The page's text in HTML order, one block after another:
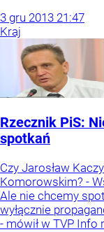
3 gru 2013 21:47
Kraj
Rzecznik PiS:
spotkań
Czy Jarosław
Komorowskim? -
Ale nie chcemy
wyłącznie
- mówił w TVP Info